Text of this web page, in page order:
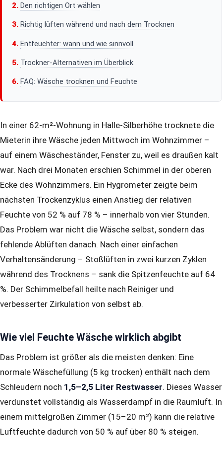
Den richtigen Ort wählen
Richtig lüften während und nach dem Trocknen
Entfeuchter: wann und wie sinnvoll
Trockner-Alternativen im Überblick
FAQ: Wäsche trocknen und Feuchte
In einer 62-m²-Wohnung in Halle-Silberhöhe trocknete die
Mieterin ihre Wäsche jeden Mittwoch im Wohnzimmer –
auf einem Wäscheständer, Fenster zu, weil es draußen kalt
war. Nach drei Monaten erschien Schimmel in der oberen
Ecke des Wohnzimmers. Ein Hygrometer zeigte beim
nächsten Trockenzyklus einen Anstieg der relativen
Feuchte von 52 % auf 78 % – innerhalb von vier Stunden.
Das Problem war nicht die Wäsche selbst, sondern das
fehlende Ablüften danach. Nach einer einfachen
Verhaltensänderung – Stoßlüften in zwei kurzen Zyklen
während des Trocknens – sank die Spitzenfeuchte auf 64
%. Der Schimmelbefall heilte nach Reiniger und
verbesserter Zirkulation von selbst ab.
Wie viel Feuchte Wäsche wirklich abgibt
Das Problem ist größer als die meisten denken: Eine
normale Wäschefüllung (5 kg trocken) enthält nach dem
Schleudern noch 1,5–2,5 Liter Restwasser. Dieses Wasser
verdunstet vollständig als Wasserdampf in die Raumluft. In
einem mittelgroßen Zimmer (15–20 m²) kann die relative
Luftfeuchte dadurch von 50 % auf über 80 % steigen.